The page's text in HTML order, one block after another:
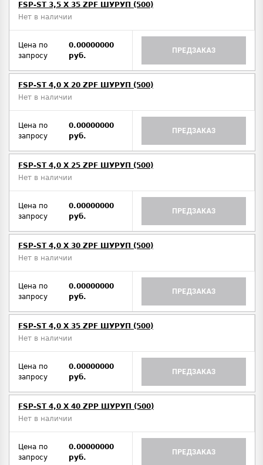
FSP-ST 3,5 X 35 ZPF ШУРУП (500)
Нет в наличии
Цена по
запросу
0.00000000
руб.
ПРЕДЗАКАЗ
FSP-ST 4,0 X 20 ZPF ШУРУП (500)
Нет в наличии
Цена по
запросу
0.00000000
руб.
ПРЕДЗАКАЗ
FSP-ST 4,0 X 25 ZPF ШУРУП (500)
Нет в наличии
Цена по
запросу
0.00000000
руб.
ПРЕДЗАКАЗ
FSP-ST 4,0 X 30 ZPF ШУРУП (500)
Нет в наличии
Цена по
запросу
0.00000000
руб.
ПРЕДЗАКАЗ
FSP-ST 4,0 X 35 ZPF ШУРУП (500)
Нет в наличии
Цена по
запросу
0.00000000
руб.
ПРЕДЗАКАЗ
FSP-ST 4,0 X 40 ZPP ШУРУП (500)
Нет в наличии
Цена по
запросу
0.00000000
руб.
ПРЕДЗАКАЗ